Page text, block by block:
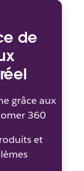
de
grâce aux
360
et